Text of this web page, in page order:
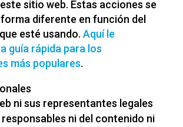
sitio web. Estas acciones se
diferente en función del
esté usando. Aquí le
guía rápida para los
más populares.
ni sus representantes legales
ni del contenido ni